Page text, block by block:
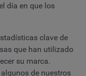
día en que los
clave de
que han utilizado
su marca.
de nuestros